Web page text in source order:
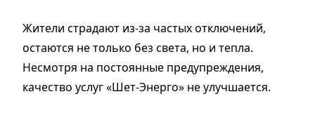
Жители страдают из-за частых отключений,
остаются не только без света, но и тепла.
Несмотря на постоянные предупреждения,
качество услуг «Шет-Энерго» не улучшается.